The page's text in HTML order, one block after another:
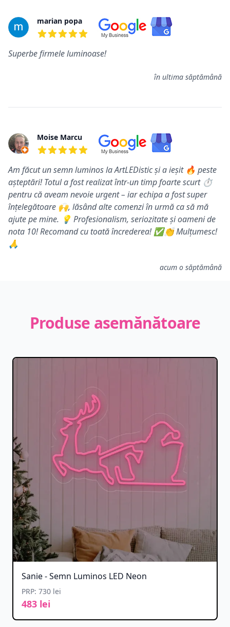
marian popa
Superbe firmele luminoase!
în ultima săptămână
Moise Marcu
Am făcut un semn luminos la ArtLEDistic și a ieșit 🔥 peste
așteptări! Totul a fost realizat într-un timp foarte scurt ⏱️
pentru că aveam nevoie urgent – iar echipa a fost super
înțelegătoare 🙌, lăsând alte comenzi în urmă ca să mă
ajute pe mine. 💡 Profesionalism, seriozitate și oameni de
nota 10! Recomand cu toată încrederea! ✅👏 Mulțumesc!
🙏
acum o săptămână
Produse asemănătoare
Sanie - Semn Luminos LED Neon
PRP: 730 lei
483 lei